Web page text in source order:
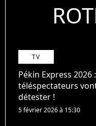
TV
Pékin Express
téléspectateurs
détester !
5 février 2026 à 15:30